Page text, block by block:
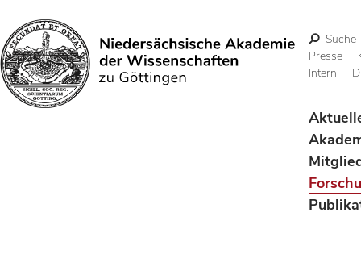
Suchen
Suche
Presse
Intern